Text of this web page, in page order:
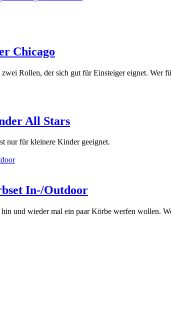
Chicago
Rollen, der sich gut für Einsteiger eignet.
All Stars
nur für kleinere Kinder geeignet.
In-/Outdoor
und wieder mal ein paar Körbe werfen wollen.